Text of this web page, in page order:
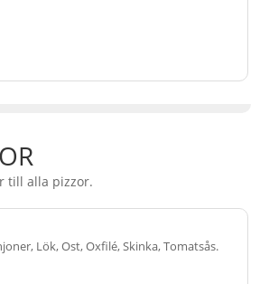
till alla pizzor.
Lök, Ost, Oxfilé, Skinka, Tomatsås.